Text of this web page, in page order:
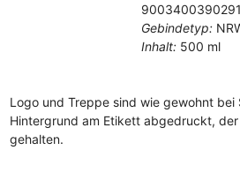
9003400390291
Gebindetyp:
Inhalt:500 ml
Logo und Treppe sind wie gewohnt bei
Hintergrund am Etikett abgedruckt,
gehalten.